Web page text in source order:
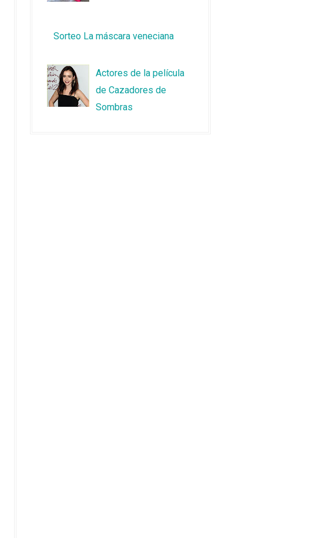
Sorteo La máscara veneciana
Actores de la película
de Cazadores de
Sombras